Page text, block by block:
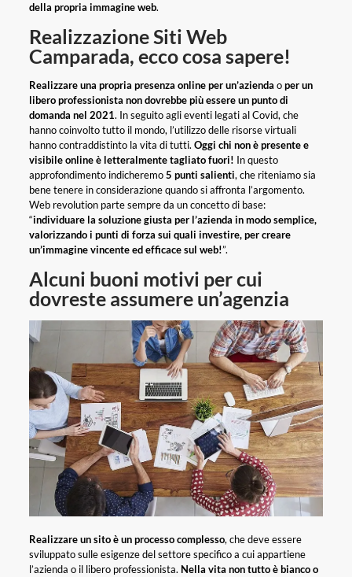
della propria immagine web.
Realizzazione Siti Web
Camparada, ecco cosa sapere!
Realizzare una propria presenza online per un’azienda oper un
libero professionista non dovrebbe più essere un punto di
domanda nel 2021. In seguito agli eventi legati al Covid, che
hanno coinvolto tutto il mondo, l’utilizzo delle risorse virtuali
hanno contraddistinto la vita di tutti. Oggi chi non è presente e
visibile online è letteralmente tagliato fuori! In questo
approfondimento indicheremo5 punti salienti, che riteniamo sia
bene tenere in considerazione quando si affronta l’argomento.
Web revolution parte sempre da un concetto di base:
“individuare la soluzione giusta per l’azienda in modo semplice,
valorizzando i punti di forza sui quali investire, per creare
un’immagine vincente ed efficace sul web!”.
Alcuni buoni motivi per cui
dovreste assumere un’agenzia
Realizzare un sito è un processo complesso, che deve essere
sviluppato sulle esigenze del settore specifico a cui appartiene
l’azienda o il libero professionista. Nella vita non tutto è bianco o